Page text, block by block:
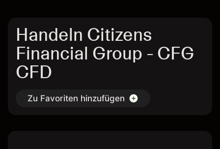
Handeln Citizens
Financial Group - CFG
CFD
Zu Favoriten hinzufügen